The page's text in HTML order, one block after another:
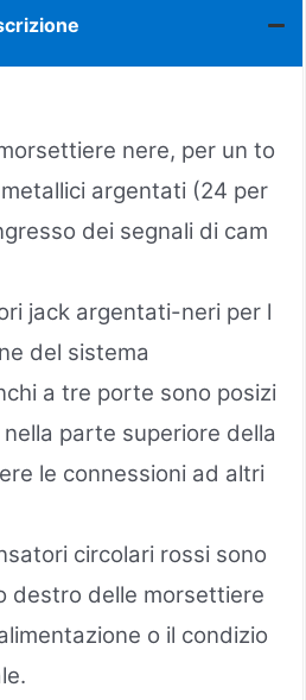
nere, per un to
argentati (24 per
dei segnali di cam
jack argentati-neri per l
del sistema
a tre porte sono posizi
parte superiore della
le connessioni ad altri
circolari rossi sono
destro delle morsettiere
o il condizio